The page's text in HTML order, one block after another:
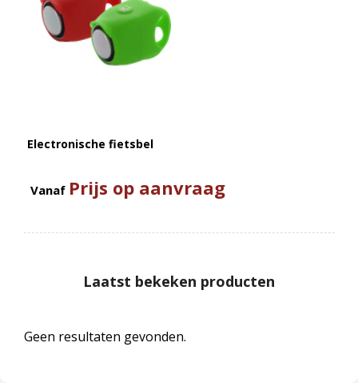
Electronische fietsbel
Vanaf Prijs op aanvraag
Laatst bekeken producten
Geen resultaten gevonden.